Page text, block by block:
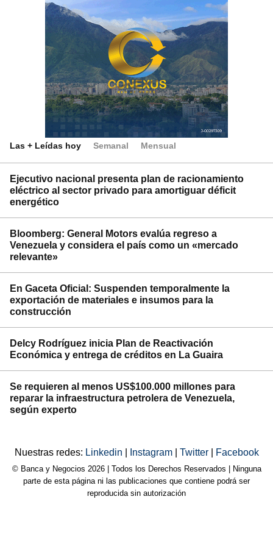
Las + Leídas hoy Semanal Mensual
Ejecutivo nacional presenta plan de racionamiento
eléctrico al sector privado para amortiguar déficit
energético
Bloomberg: General Motors evalúa regreso a
Venezuela y considera el país como un «mercado
relevante»
En Gaceta Oficial: Suspenden temporalmente la
exportación de materiales e insumos para la
construcción
Delcy Rodríguez inicia Plan de Reactivación
Económica y entrega de créditos en La Guaira
Se requieren al menos US$100.000 millones para
reparar la infraestructura petrolera de Venezuela,
según experto
Nuestras redes: Linkedin Instagram Twitter Facebook
© Banca y Negocios 2026 | Todos los Derechos Reservados | Ninguna
parte de esta página ni las publicaciones que contiene podrá ser
reproducida sin autorización